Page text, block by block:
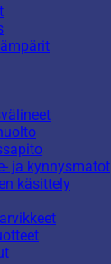
ja kynnysmatot
käsittely